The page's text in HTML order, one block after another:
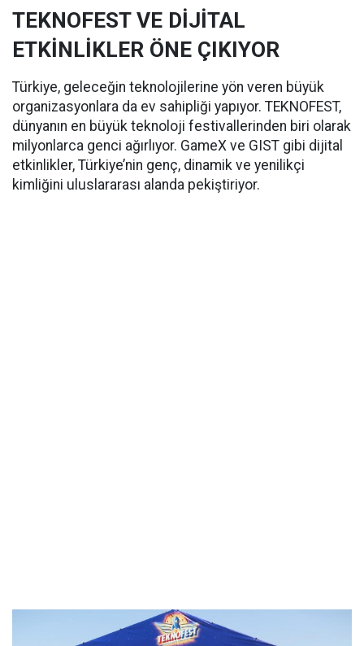
TEKNOFEST VE DİJİTAL
ETKİNLİKLER ÖNE ÇIKIYOR
Türkiye, geleceğin teknolojilerine yön veren büyük
organizasyonlara da ev sahipliği yapıyor. TEKNOFEST,
dünyanın en büyük teknoloji festivallerinden biri olarak
milyonlarca genci ağırlıyor. GameX ve GIST gibi dijital
etkinlikler, Türkiye’nin genç, dinamik ve yenilikçi
kimliğini uluslararası alanda pekiştiriyor.